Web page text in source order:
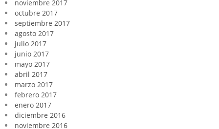
noviembre 2017
octubre 2017
septiembre 2017
agosto 2017
julio 2017
junio 2017
mayo 2017
abril 2017
marzo 2017
febrero 2017
enero 2017
diciembre 2016
noviembre 2016